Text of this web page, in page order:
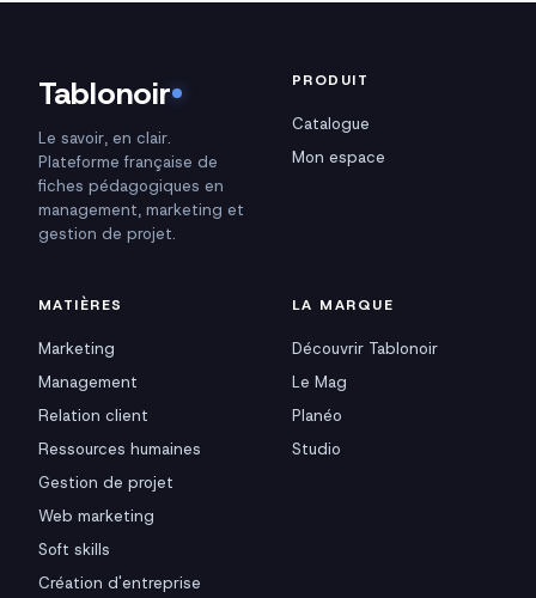
Tablonoir
Le savoir, en clair.
Plateforme française de
fiches pédagogiques en
management, marketing et
gestion de projet.
PRODUIT
Catalogue
Mon espace
MATIÈRES
Marketing
Management
Relation client
Ressources humaines
Gestion de projet
Web marketing
Soft skills
Création d'entreprise
LA MARQUE
Découvrir Tablonoir
Le Mag
Planéo
Studio